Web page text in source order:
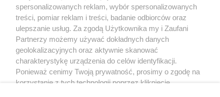
O nas
Informacje prawne
spersonalizowanych reklam, wybór spersonalizowanych
treści, pomiar reklam i treści, badanie odbiorców oraz
ulepszanie usług. Za zgodą Użytkownika my i Zaufani
Partnerzy możemy używać dokładnych danych
geolokalizacyjnych oraz aktywnie skanować
charakterystykę urządzenia do celów identyfikacji.
Ponieważ cenimy Twoją prywatność, prosimy o zgodę na
korzystanie z tych technologii poprzez kliknięcie